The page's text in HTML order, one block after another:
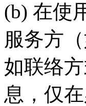
(b) 在使
服务方
如联络
息，仅